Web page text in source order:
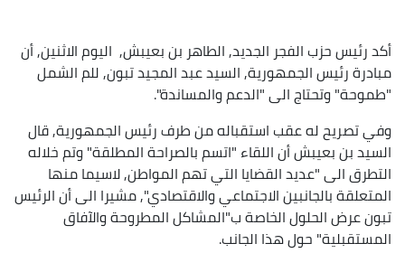
أكد رئيس حزب الفجر الجديد, الطاهر بن بعيبش, اليوم الاثنين, أن
مبادرة رئيس الجمهورية, السيد عبد المجيد تبون, للم الشمل
"طموحة" وتحتاج الى "الدعم والمساندة".
وفي تصريح له عقب استقباله من طرف رئيس الجمهورية, قال
السيد بن بعيبش أن اللقاء "اتسم بالصراحة المطلقة" وتم خلاله
التطرق الى "عديد القضايا التي تهم المواطن, لاسيما منها
المتعلقة بالجانبين الاجتماعي والاقتصادي", مشيرا الى أن الرئيس
تبون عرض الحلول الخاصة ب"المشاكل المطروحة والآفاق
المستقبلية" حول هذا الجانب.